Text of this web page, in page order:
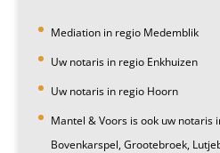
Mediation in regio Medemblik
Uw notaris in regio Enkhuizen
Uw notaris in regio Hoorn
Mantel & Voors is ook uw notaris
Bovenkarspel, Grootebroek,